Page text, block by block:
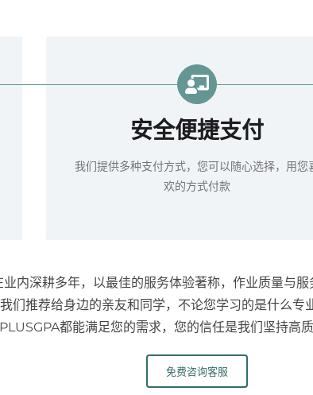
安全便捷支付
我们提供多种支付方式，您可以随心选择，用您
欢的方式付款
内深耕多年，以最佳的服务体验著称，作业质量与
们推荐给身边的亲友和同学，不论您学习的是什么专
都能满足您的需求，您的信任是我们坚持高
免费咨询客服